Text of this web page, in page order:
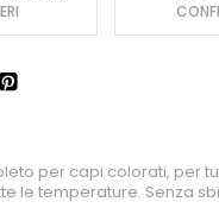
per capi colorati, per
le temperature. Senza